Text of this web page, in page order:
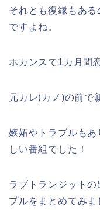
それとも復縁もあ
ですよね。
ホカンスで1カ月間
元カレ(カノ)の前で
嫉妬やトラブルも
しい番組でした！
ラブトランジット
プルをまとめてみま